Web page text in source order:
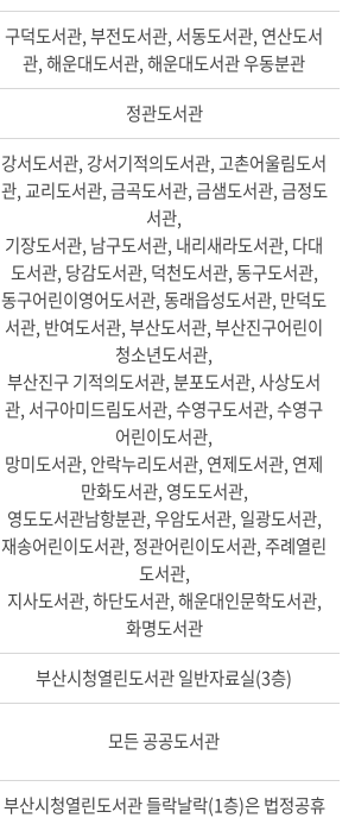
구덕도서관, 부전도서관, 서동도서관, 연산도서
관, 해운대도서관, 해운대도서관 우동분관
정관도서관
강서도서관, 강서기적의도서관, 고촌어울림도서
관, 교리도서관, 금곡도서관, 금샘도서관, 금정도
서관,
기장도서관, 남구도서관, 내리새라도서관, 다대
도서관, 당감도서관, 덕천도서관, 동구도서관,
동구어린이영어도서관, 동래읍성도서관, 만덕도
서관, 반여도서관, 부산도서관, 부산진구어린이
청소년도서관,
부산진구 기적의도서관, 분포도서관, 사상도서
관, 서구아미드림도서관, 수영구도서관, 수영구
어린이도서관,
망미도서관, 안락누리도서관, 연제도서관, 연제
만화도서관, 영도도서관,
영도도서관남항분관, 우암도서관, 일광도서관,
재송어린이도서관, 정관어린이도서관, 주례열린
도서관,
지사도서관, 하단도서관, 해운대인문학도서관,
화명도서관
부산시청열린도서관 일반자료실(3층)
모든 공공도서관
부산시청열린도서관 들락날락(1층)은 법정공휴